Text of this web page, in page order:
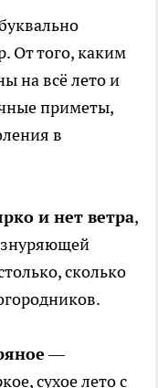
От того, каким
на всё лето и
приметы,
в
и нет ветра,
сколько
—
сухое лето с